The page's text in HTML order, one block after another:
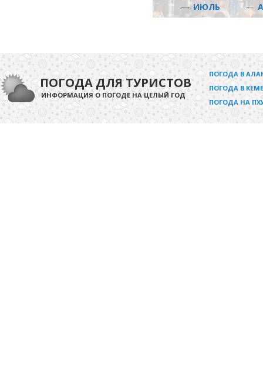
—ИЮЛЬ —
ПОГОДА ДЛЯ ТУРИСТОВ
ИНФОРМАЦИЯ О ПОГОДЕ НА ЦЕЛЫЙ ГОД
ПОГОДА В
ПОГОДА В
ПОГОДА НА